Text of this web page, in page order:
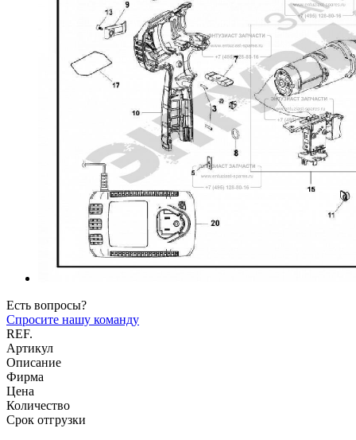
Есть вопросы?
Спросите нашу команду
REF.
Артикул
Описание
Фирма
Цена
Количество
Срок отгрузки